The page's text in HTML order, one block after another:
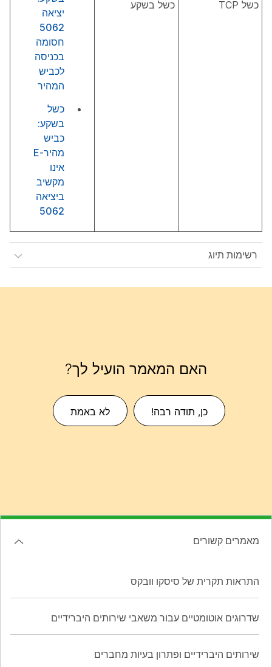
כשל TCP כשל בשקע
יציאה
5062
חסומה
בכניסה
לכביש
המהיר
כשל
בשקע:
כביש
מהיר-E
אינו
מקשיב
ביציאה
5062
רשימות תיוג
האם המאמר הועיל לך?
כן, תודה רבה! לא באמת
מאמרים קשורים
התראות תקרית של סיסקו וובקס
שדרוגים אוטומטיים עבור משאבי שירותים היברידיים
שירותים היברידיים ופתרון בעיות מחברים